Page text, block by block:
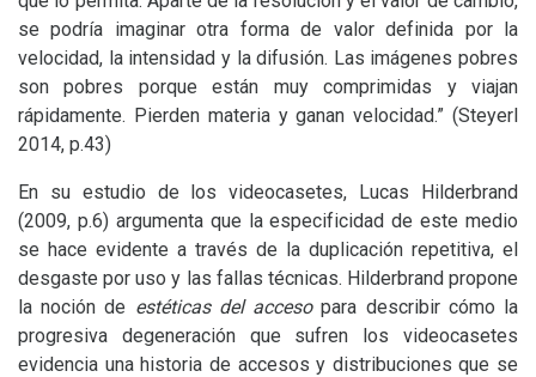
se podría imaginar otra forma de valor definida por la
velocidad, la intensidad y la difusión. Las imágenes pobres
son pobres porque están muy comprimidas y viajan
rápidamente. Pierden materia y ganan velocidad.” (Steyerl
2014, p.43)
En su estudio de los videocasetes, Lucas Hilderbrand
(2009, p.6) argumenta que la especificidad de este medio
se hace evidente a través de la duplicación repetitiva, el
desgaste por uso y las fallas técnicas. Hilderbrand propone
la noción de estéticas del acceso para describir cómo la
progresiva degeneración que sufren los videocasetes
evidencia una historia de accesos y distribuciones que se